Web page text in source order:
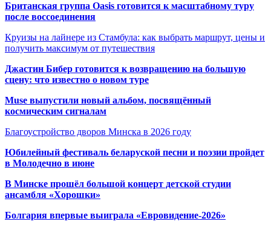
Британская группа Oasis готовится к масштабному туру
после воссоединения
Круизы на лайнере из Стамбула: как выбрать маршрут, цены и
получить максимум от путешествия
Джастин Бибер готовится к возвращению на большую
сцену: что известно о новом туре
Muse выпустили новый альбом, посвящённый
космическим сигналам
Благоустройство дворов Минска в 2026 году
Юбилейный фестиваль беларуской песни и поэзии пройдет
в Молодечно в июне
В Минске прошёл большой концерт детской студии
ансамбля «Хорошки»
Болгария впервые выиграла «Евровидение-2026»